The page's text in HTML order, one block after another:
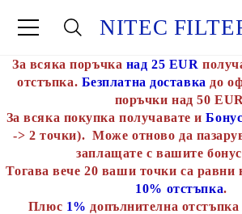
NITEC
За всяка поръчка над 25 EUR
отстъпка. Безплатна доставка до
поръчки над 50
За всяка покупка получавате и
-> 2 точки). Може отново да
заплащате с вашите
Тогава вече 20 ваши точки са равни
10% отстъпка.
Плюс 1% допълнителна